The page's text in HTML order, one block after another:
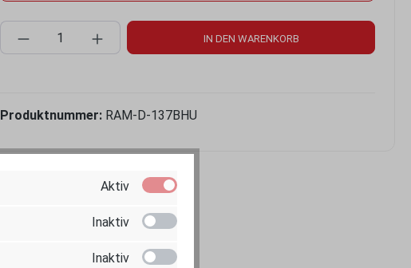
Produkt Anzahl: Gib den gewünschten Wert
IN DEN WARENKORB
Produktnummer: RAM-D-137BHU
Aktiv
Inaktiv
Inaktiv